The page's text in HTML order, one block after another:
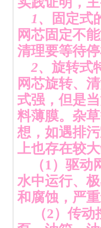
1、
固定式
网芯固定不
清理要等待
2、 旋转式
网芯旋转、
式强，但是
料薄膜。杂
想，如遇排
上也存在较
（1） 驱动
水中运行、
和腐蚀，严
（2） 传动